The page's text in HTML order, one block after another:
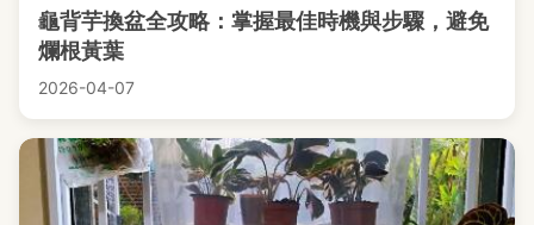
龜背芋換盆全攻略：掌握最佳時機與步驟，避免
爛根黃葉
2026-04-07